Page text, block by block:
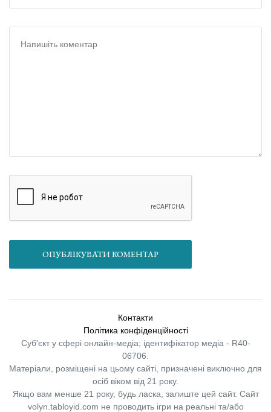
ОПУБЛІКУВАТИ КОМЕНТАР
Контакти
Політика конфіденційності
Суб'єкт у сфері онлайн-медіа; ідентифікатор медіа - R40-
06706.
Матеріали, розміщені на цьому сайті, призначені виключно для
осіб віком від 21 року.
Якщо вам менше 21 року, будь ласка, залиште цей сайт. Сайт
volyn.tabloyid.com не проводить ігри на реальні та/або